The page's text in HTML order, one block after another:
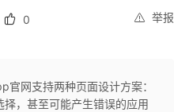
举报
0
网支持两种页面设计方案：
，甚至可能产生错误的应用